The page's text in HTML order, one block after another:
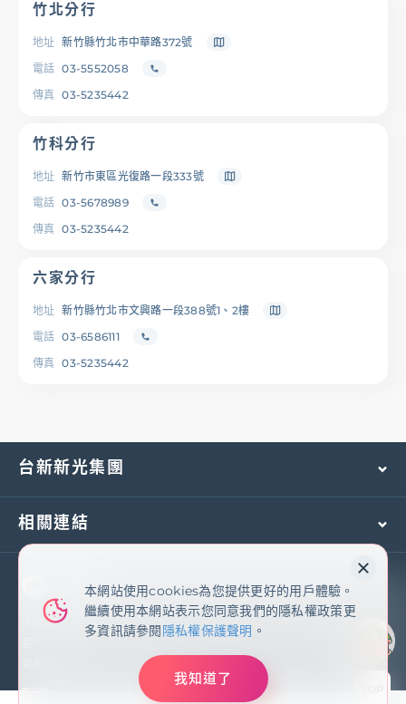
數位生活
服務據點 線上服務
優惠活動
竹北分行
地址 新竹縣竹北市中華路372號
電話 03-5552058
傳真 03-5235442
竹科分行
地址 新竹市東區光復路一段333號
電話 03-5678989
傳真 03-5235442
六家分行
地址 新竹縣竹北巿文興路一段388號1、2樓
電話 03-6586111
傳真 03-5235442
台新新光集團
相關連結
手機及國外客服專線：(02)2171-1055
臺灣新光商業銀行股份有限公司
本網站使用cookies為您提供更好的用戶體驗。
繼續使用本網站表示您同意我們的隱私權政策更
多資訊請參閱隱私權保護聲明 。
我知道了
繼續使用本網站表示您同意我們的隱私權政策更
多資訊請參閱隱私權保護聲明
我知道了